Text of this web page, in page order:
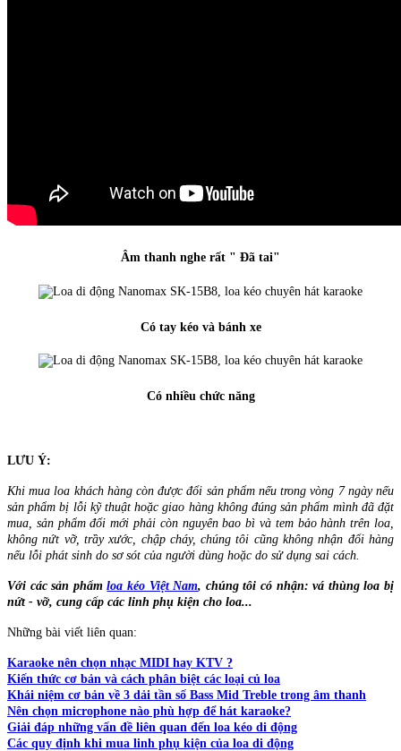
Âm thanh nghe rất " Đã tai"
Có tay kéo và bánh xe
Có nhiều chức năng
LƯU Ý:
Khi mua loa khách hàng còn được đổi sản phẩm nếu trong vòng 7 ngày nếu
sản phẩm bị lỗi kỹ thuật hoặc giao hàng không đúng sản phẩm mình đã đặt
mua, sản phẩm đổi mới phải còn nguyên bao bì và tem bảo hành trên loa,
không nứt vỡ, trầy xước, chập cháy, chúng tôi cũng không nhận đổi hàng
nếu lỗi phát sinh do sơ sót của người dùng hoặc do sử dụng sai cách.
Với các sản phẩmloa kéo Việt Nam, chúng tôi có nhận: vá thùng loa bị
nứt - vỡ, cung cấp các linh phụ kiện cho loa...
Những bài viết liên quan:
Karaoke nên chọn nhạc MIDI hay KTV ?
Kiến thức cơ bản và cách phân biệt các loại củ loa
Khái niệm cơ bản về 3 dải tần số Bass Mid Treble trong âm thanh
Nên chọn microphone nào phù hợp để hát karaoke?
Giải đáp những vấn đề liên quan đến loa kéo di động
Các quy định khi mua linh phụ kiện của loa di động